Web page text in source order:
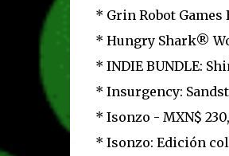
* Grin Robot Games
* Hungry Shark®
* INDIE BUNDLE:
* Insurgency:
* Isonzo - MXN$
* Isonzo: Edición